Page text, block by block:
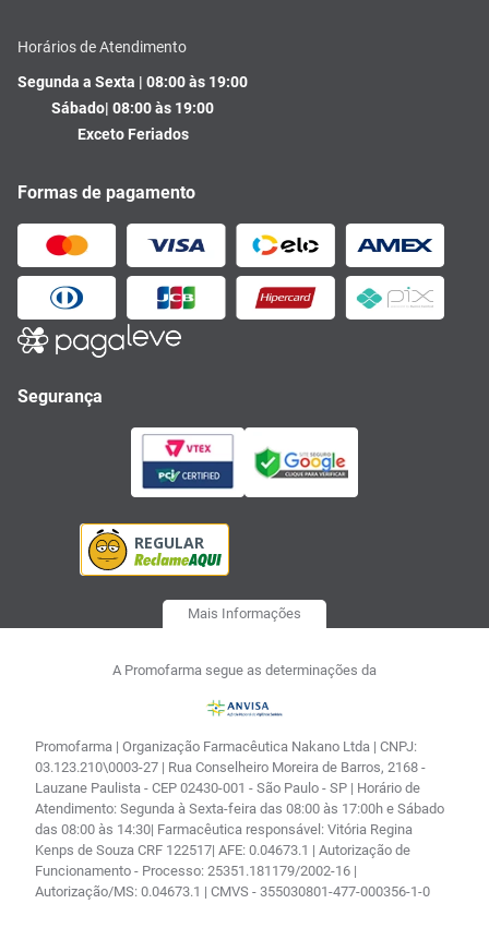
Horários de Atendimento
Segunda a Sexta | 08:00 às 19:00
Sábado| 08:00 às 19:00
Exceto Feriados
Formas de pagamento
Segurança
Mais Informações
A Promofarma segue as determinações da
Promofarma | Organização Farmacêutica Nakano Ltda | CNPJ:
03.123.210\0003-27 | Rua Conselheiro Moreira de Barros, 2168 -
Lauzane Paulista - CEP 02430-001 - São Paulo - SP | Horário de
Atendimento: Segunda à Sexta-feira das 08:00 às 17:00h e Sábado
das 08:00 às 14:30| Farmacêutica responsável: Vitória Regina
Kenps de Souza CRF 122517| AFE: 0.04673.1 | Autorização de
Funcionamento - Processo: 25351.181179/2002-16 |
Autorização/MS: 0.04673.1 | CMVS - 355030801-477-000356-1-0